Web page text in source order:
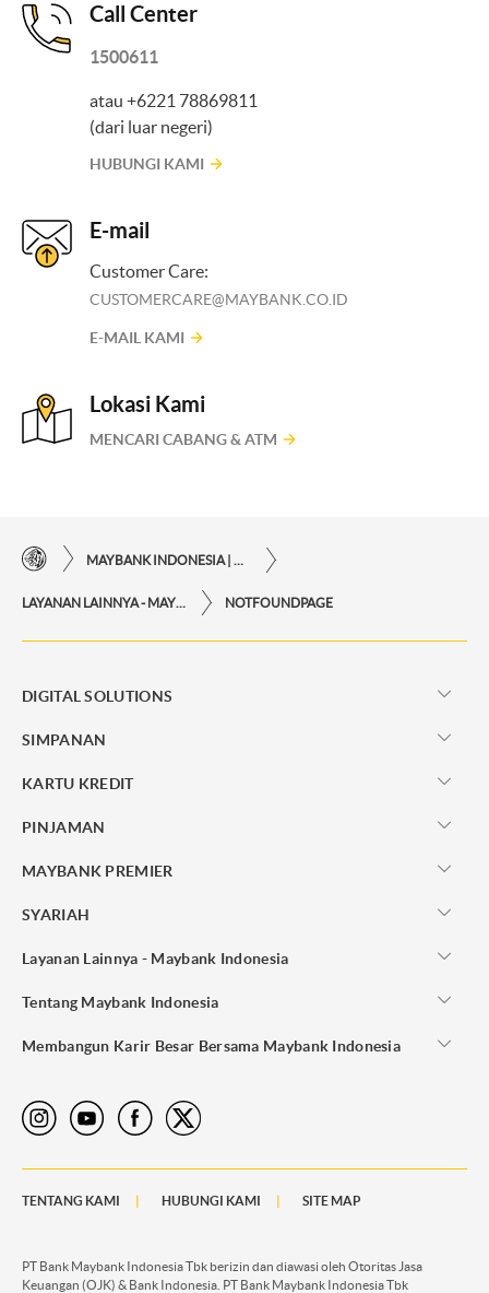
Call Center
1500611
atau +6221 78869811
(dari luar negeri)
HUBUNGI KAMI
E-mail
Customer Care:
CUSTOMERCARE@MAYBANK.CO.ID
E-MAIL KAMI
Lokasi Kami
MENCARI CABANG & ATM
MAYBANK INDONESIA | KEMUDAHAN TRANSAKSI FINANSIAL DI UJUNG JARI ANDA
LAYANAN LAINNYA - MAYBANK INDONESIA NOTFOUNDPAGE
DIGITAL SOLUTIONS
SIMPANAN
KARTU KREDIT
PINJAMAN
MAYBANK PREMIER
SYARIAH
Layanan Lainnya - Maybank Indonesia
Tentang Maybank Indonesia
Membangun Karir Besar Bersama Maybank Indonesia
TENTANG KAMI HUBUNGI KAMI SITE MAP
PT Bank Maybank Indonesia Tbk berizin dan diawasi oleh Otoritas Jasa
Keuangan (OJK) & Bank Indonesia. PT Bank Maybank Indonesia Tbk